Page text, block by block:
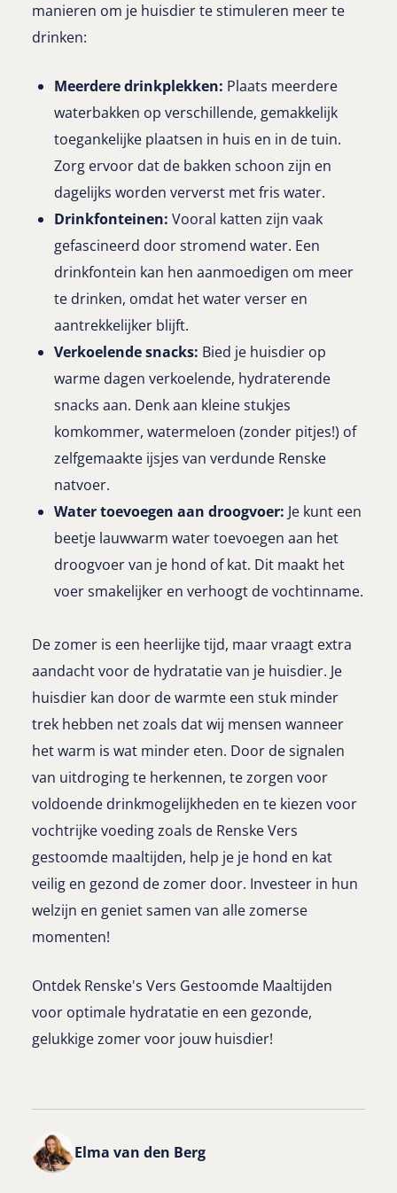
manieren om je huisdier te stimuleren meer te
drinken:
Meerdere drinkplekken: Plaats meerdere
waterbakken op verschillende, gemakkelijk
toegankelijke plaatsen in huis en in de tuin.
Zorg ervoor dat de bakken schoon zijn en
dagelijks worden ververst met fris water.
Drinkfonteinen: Vooral katten zijn vaak
gefascineerd door stromend water. Een
drinkfontein kan hen aanmoedigen om meer
te drinken, omdat het water verser en
aantrekkelijker blijft.
Verkoelende snacks: Bied je huisdier op
warme dagen verkoelende, hydraterende
snacks aan. Denk aan kleine stukjes
komkommer, watermeloen (zonder pitjes!) of
zelfgemaakte ijsjes van verdunde Renske
natvoer.
Water toevoegen aan droogvoer: Je kunt een
beetje lauwwarm water toevoegen aan het
droogvoer van je hond of kat. Dit maakt het
voer smakelijker en verhoogt de vochtinname.
De zomer is een heerlijke tijd, maar vraagt extra
aandacht voor de hydratatie van je huisdier. Je
huisdier kan door de warmte een stuk minder
trek hebben net zoals dat wij mensen wanneer
het warm is wat minder eten. Door de signalen
van uitdroging te herkennen, te zorgen voor
voldoende drinkmogelijkheden en te kiezen voor
vochtrijke voeding zoals de Renske Vers
gestoomde maaltijden, help je je hond en kat
veilig en gezond de zomer door. Investeer in hun
welzijn en geniet samen van alle zomerse
momenten!
Ontdek Renske's Vers Gestoomde Maaltijden
voor optimale hydratatie en een gezonde,
gelukkige zomer voor jouw huisdier!
Elma van den Berg